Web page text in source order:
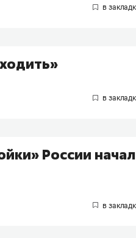
России начал